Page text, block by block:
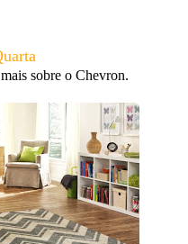
sobre o Chevron.